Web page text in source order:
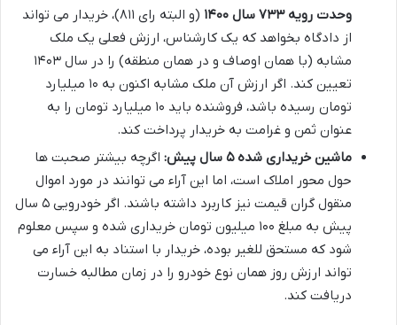
وحدت رویه ۷۳۳ سال ۱۴۰۰
(و البته رای ۸۱۱)، خریدار می تواند
از دادگاه بخواهد که یک کارشناس، ارزش فعلی یک ملک
مشابه (با همان اوصاف و در همان منطقه) را در سال ۱۴۰۳
تعیین کند. اگر ارزش آن ملک مشابه اکنون به ۱۰ میلیارد
تومان رسیده باشد، فروشنده باید ۱۰ میلیارد تومان را به
عنوان ثمن و غرامت به خریدار پرداخت کند.
ماشین خریداری شده ۵ سال پیش:
اگرچه بیشتر صحبت ها
حول محور املاک است، اما این آراء می توانند در مورد اموال
منقول گران قیمت نیز کاربرد داشته باشند. اگر خودرویی ۵ سال
پیش به مبلغ ۱۰۰ میلیون تومان خریداری شده و سپس معلوم
شود که مستحق للغیر بوده، خریدار با استناد به این آراء می
تواند ارزش روز همان نوع خودرو را در زمان مطالبه خسارت
دریافت کند.